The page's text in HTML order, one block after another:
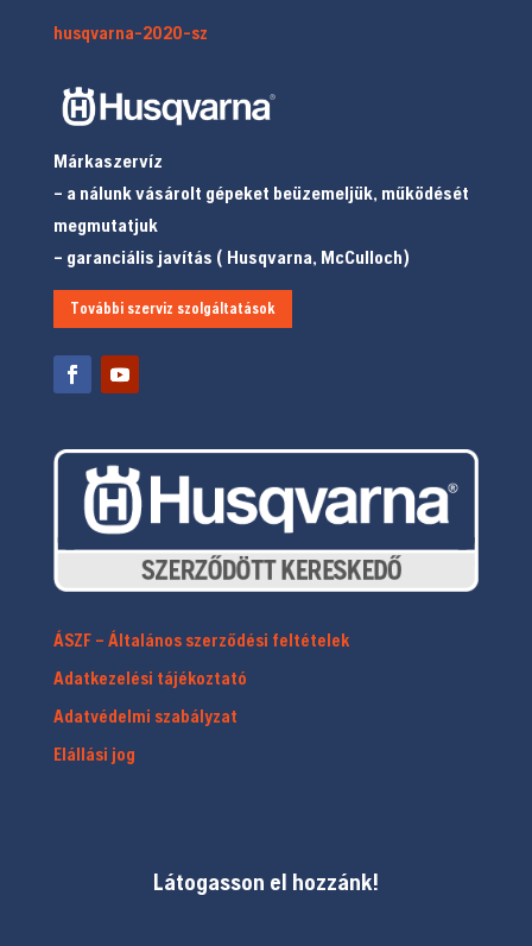
husqvarna-2020-sz
Márkaszervíz
– a nálunk vásárolt gépeket beüzemeljük, működését
megmutatjuk
– garanciális javítás ( Husqvarna, McCulloch)
További szerviz szolgáltatások
ÁSZF – Általános szerződési feltételek
Adatkezelési tájékoztató
Adatvédelmi szabályzat
Elállási jog
Látogasson el hozzánk!